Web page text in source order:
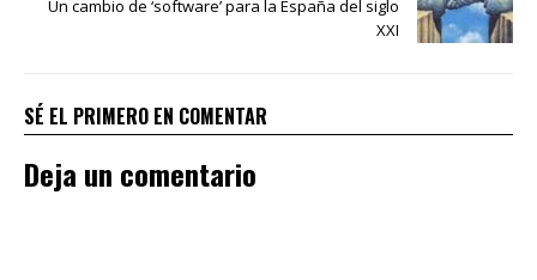
Un cambio de ‘software’ para la España del siglo
XXI
SÉ EL PRIMERO EN COMENTAR
Deja un comentario